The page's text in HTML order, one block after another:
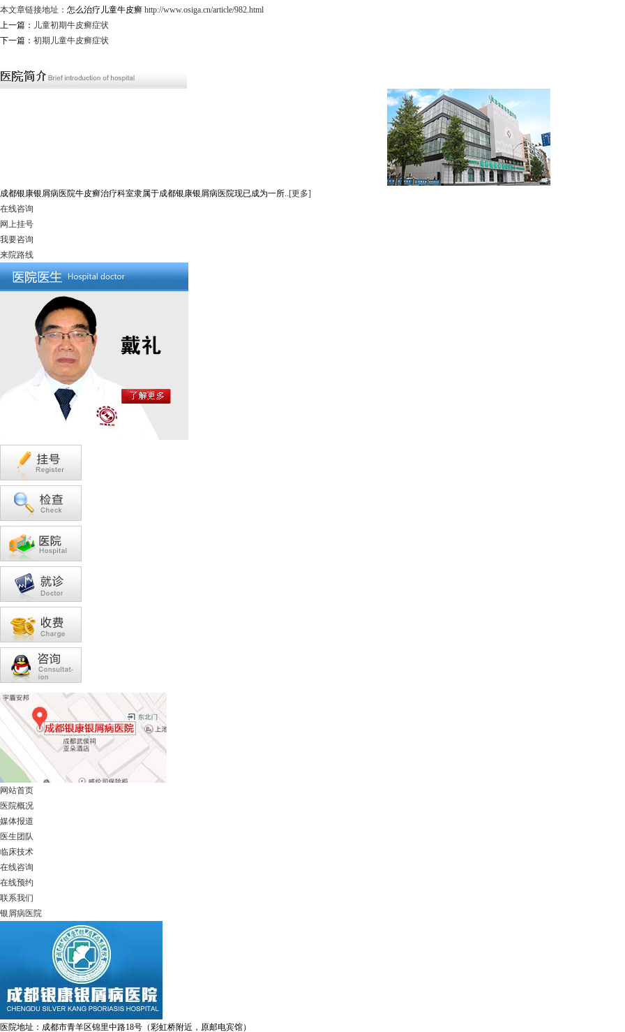
本文章链接地址： 怎么治疗儿童牛皮癣 http://www.osiga.cn/article/982.html
上一篇： 儿童初期牛皮癣症状
下一篇： 初期儿童牛皮癣症状
成都银康银屑病医院牛皮癣治疗科室隶属于成都银康银屑病医院现已成为一所..[更多]
在线咨询
网上挂号
我要咨询
来院路线
网站首页
医院概况
媒体报道
医生团队
临床技术
在线咨询
在线预约
联系我们
银屑病医院
医院地址：成都市青羊区锦里中路18号（彩虹桥附近，原邮电宾馆）